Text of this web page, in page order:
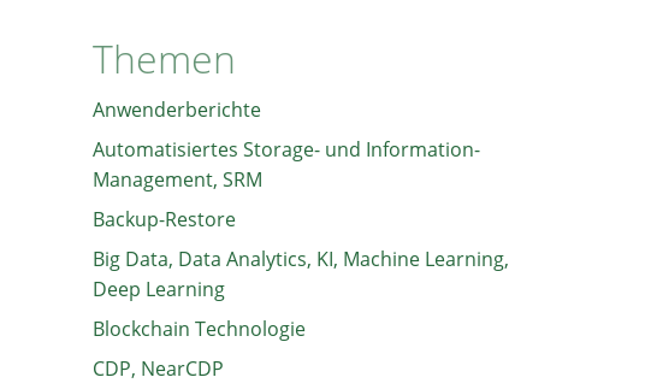
Themen
Anwenderberichte
Automatisiertes Storage- und Information-
Management, SRM
Backup-Restore
Big Data, Data Analytics, KI, Machine Learning,
Deep Learning
Blockchain Technologie
CDP, NearCDP